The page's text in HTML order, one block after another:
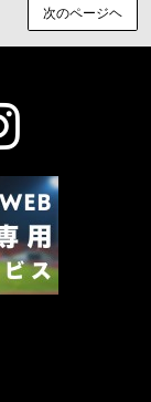
次のページヘ